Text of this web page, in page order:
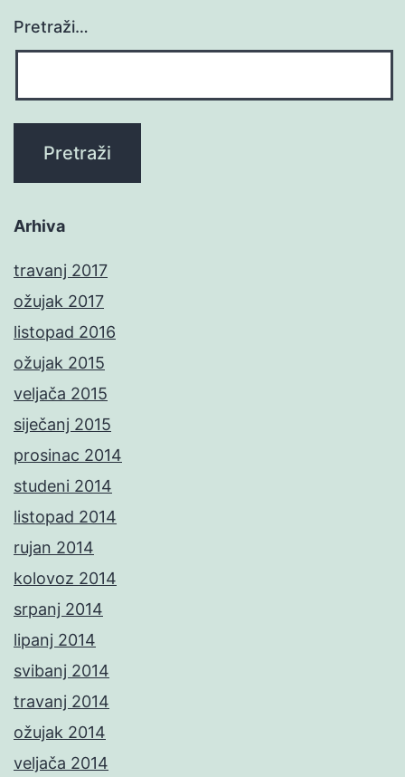
Pretraži…
Arhiva
travanj 2017
ožujak 2017
listopad 2016
ožujak 2015
veljača 2015
siječanj 2015
prosinac 2014
studeni 2014
listopad 2014
rujan 2014
kolovoz 2014
srpanj 2014
lipanj 2014
svibanj 2014
travanj 2014
ožujak 2014
veljača 2014